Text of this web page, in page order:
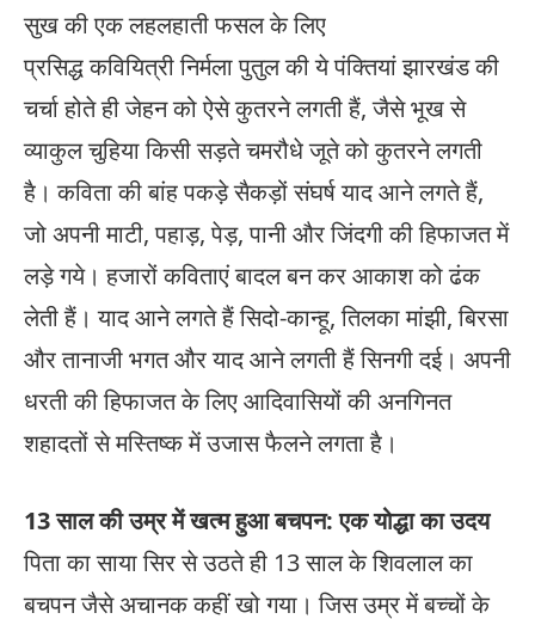
सुख की एक लहलहाती फसल के लिए
प्रसिद्ध कवियित्री निर्मला पुतुल की ये पंक्तियां झारखंड की
चर्चा होते ही जेहन को ऐसे कुतरने लगती हैं, जैसे भूख से
व्याकुल चुहिया किसी सड़ते चमरौधे जूते को कुतरने लगती
है। कविता की बांह पकड़े सैकड़ों संघर्ष याद आने लगते हैं,
जो अपनी माटी, पहाड़, पेड़, पानी और जिंदगी की हिफाजत में
लड़े गये। हजारों कविताएं बादल बन कर आकाश को ढंक
लेती हैं। याद आने लगते हैं सिदो-कान्हू, तिलका मांझी, बिरसा
और तानाजी भगत और याद आने लगती हैं सिनगी दई। अपनी
धरती की हिफाजत के लिए आदिवासियों की अनगिनत
शहादतों से मस्तिष्क में उजास फैलने लगता है।
13 साल की उम्र में खत्म हुआ बचपन: एक योद्धा का उदय
पिता का साया सिर से उठते ही 13 साल के शिवलाल का
बचपन जैसे अचानक कहीं खो गया। जिस उम्र में बच्चों के